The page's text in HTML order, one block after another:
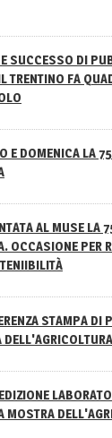
SUCCESSO DI
TRENTINO FA
E DOMENICA LA
AL MUSE LA
OCCASIONE PER
STAMPA DI
DELL'AGRICOLTURA
MOSTRA